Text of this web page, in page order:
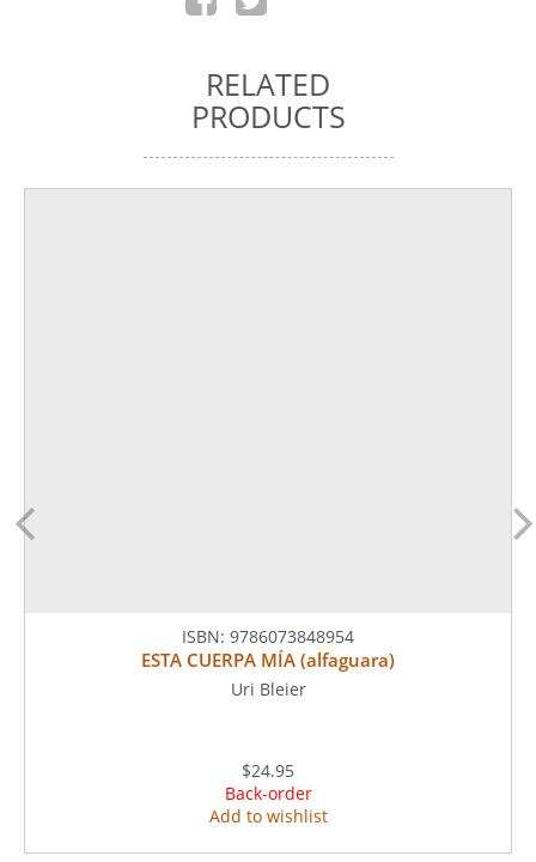
RELATED
PRODUCTS
ISBN: 9786073848954
ESTA CUERPA MÍA (alfaguara)
Uri Bleier
$24.95
Back-order
Add to wishlist